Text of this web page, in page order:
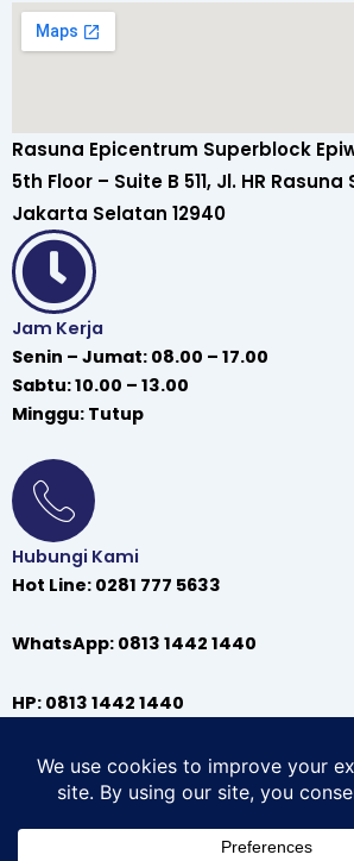
Rasuna Epicentrum Superblock
5th Floor – Suite B 511, Jl. HR
Jakarta Selatan 12940
Jam Kerja
Senin – Jumat: 08.00 – 17.00
Sabtu: 10.00 – 13.00
Minggu: Tutup
Hubungi Kami
Hot Line: 0281 777 5633
WhatsApp: 0813 1442 1440
HP: 0813 1442 1440